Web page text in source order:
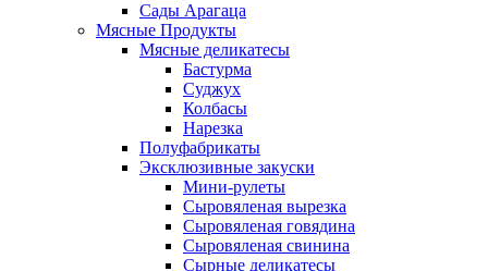
Сады Арагаца
Мясные Продукты
Мясные деликатесы
Бастурма
Суджух
Колбасы
Нарезка
Полуфабрикаты
Эксклюзивные закуски
Мини-рулеты
Сыровяленая вырезка
Сыровяленая говядина
Сыровяленая свинина
Сырные деликатесы